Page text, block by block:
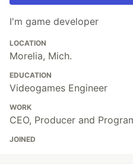
I'm game developer
LOCATION
Morelia, Mich.
EDUCATION
Videogames Engineer
WORK
CEO, Producer and
JOINED